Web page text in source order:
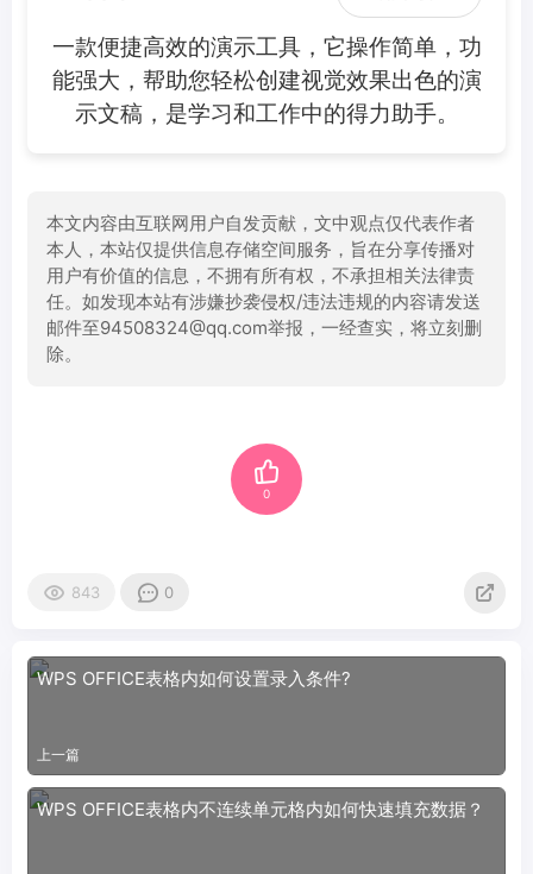
一款便捷高效的演示工具，它操作简单，功
能强大，帮助您轻松创建视觉效果出色的演
示文稿，是学习和工作中的得力助手。
本文内容由互联网用户自发贡献，文中观点仅代表作者
本人，本站仅提供信息存储空间服务，旨在分享传播对
用户有价值的信息，不拥有所有权，不承担相关法律责
任。如发现本站有涉嫌抄袭侵权/违法违规的内容请发送
邮件至94508324@qq.com举报，一经查实，将立刻删
除。
0
843 0
WPS OFFICE表格内如何设置录入条件?
上一篇
WPS OFFICE表格内不连续单元格内如何快速填充数据？